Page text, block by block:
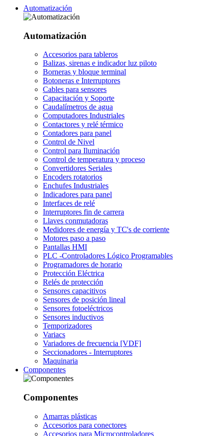
Automatización
Automatización
Accesorios para tableros
Balizas, sirenas e indicador luz piloto
Borneras y bloque terminal
Botoneras e Interruptores
Cables para sensores
Capacitación y Soporte
Caudalímetros de agua
Computadores Industriales
Contactores y relé térmico
Contadores para panel
Control de Nivel
Control para Iluminación
Control de temperatura y proceso
Convertidores Seriales
Encoders rotatorios
Enchufes Industriales
Indicadores para panel
Interfaces de relé
Interruptores fin de carrera
Llaves conmutadoras
Medidores de energía y TC's de corriente
Motores paso a paso
Pantallas HMI
PLC -Controladores Lógico Programables
Programadores de horario
Protección Eléctrica
Relés de protección
Sensores capacitivos
Sensores de posición lineal
Sensores fotoeléctricos
Sensores inductivos
Temporizadores
Variacs
Variadores de frecuencia [VDF]
Seccionadores - Interruptores
Maquinaria
Componentes
Componentes
Amarras plásticas
Accesorios para conectores
Accesorios para Microcontroladores